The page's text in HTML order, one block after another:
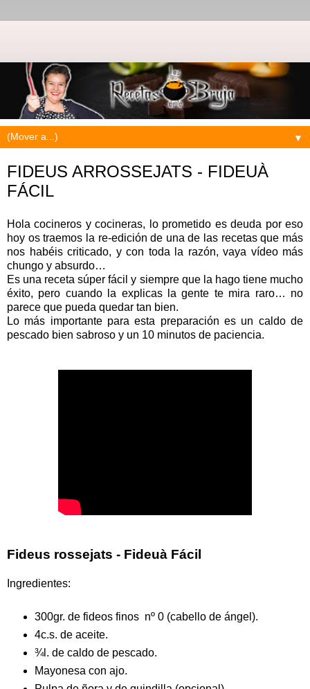
▼
FIDEUS ARROSSEJATS - FIDEUÀ
FÁCIL
Hola cocineros y cocineras, lo prometido es deuda por eso
hoy os traemos la re-edición de una de las recetas que más
nos habéis criticado, y con toda la razón, vaya vídeo más
chungo y absurdo…
Es una receta súper fácil y siempre que la hago tiene mucho
éxito, pero cuando la explicas la gente te mira raro… no
parece que pueda quedar tan bien.
Lo más importante para esta preparación es un caldo de
pescado bien sabroso y un 10 minutos de paciencia.
Fideus rossejats - Fideuà Fácil
Ingredientes:
300gr. de fideos finos nº 0 (cabello de ángel).
4c.s. de aceite.
¾l. de caldo de pescado.
Mayonesa con ajo.